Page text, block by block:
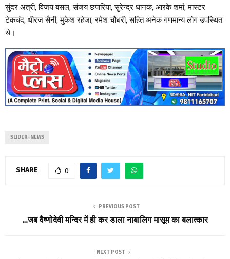
सुंदर अत्री, विजय बंसल, संजय छपारिया, सुरेन्द्र धानक, आरके शर्मा, मास्टर
टेकचंद, धीरज सैनी, मुकेश रहेजा, रमेश चौधरी, सहित अनेक गणमान्य लोग उपस्थित
थे।
SLIDER-NEWS
SHARE 0
PREVIOUS POST
…जब वैष्णोदेवी मन्दिर में ही कर डाला नाबालिग मासूम का बलात्कार
NEXT POST